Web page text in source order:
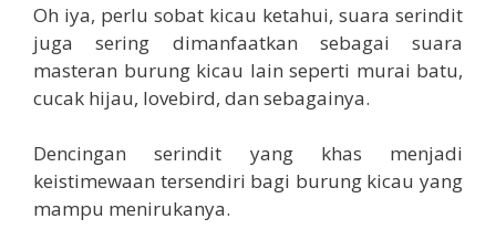
Oh iya, perlu sobat kicau ketahui, suara serindit
juga sering dimanfaatkan sebagai suara
masteran burung kicau lain seperti murai batu,
cucak hijau, lovebird, dan sebagainya.
Dencingan serindit yang khas menjadi
keistimewaan tersendiri bagi burung kicau yang
mampu menirukanya.